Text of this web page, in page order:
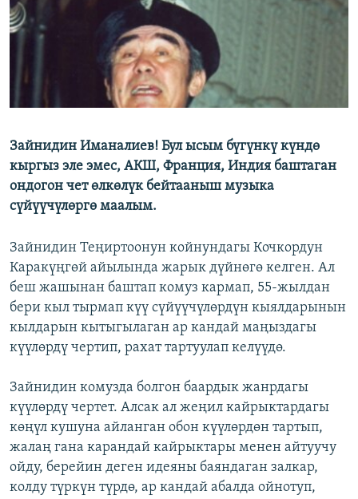
ЭЖЕ-СИҢДИЛЕР
ЫҢГАЙСЫЗ СУРООЛОР
ОНЛАЙН ШЕРИНЕ
Зайнидин Иманалиев! Бул ысым бүгүнкү күндө
кыргыз эле эмес, АКШ, Франция, Индия баштаган
ондогон чет өлкөлүк бейтааныш музыка
сүйүүчүлөргө маалым.
Зайнидин Теңиртоонун койнундагы Кочкордун
Каракүңгөй айылында жарык дүйнөгө келген. Ал
беш жашынан баштап комуз кармап, 55-жылдан
бери кыл тырмап күү сүйүүчүлөрдүн кыялдарынын
кылдарын кытыгылаган ар кандай маңыздагы
күүлөрдү чертип, рахат тартуулап келүүдө.
Зайнидин комузда болгон баардык жанрдагы
күүлөрдү чертет. Алсак ал жеңил кайрыктардагы
көңүл кушуна айланган обон күүлөрдөн тартып,
жалаң гана карандай кайрыктары менен айтуучу
ойду, берейин деген идеяны баяндаган залкар,
колду түркүн түрдө, ар кандай абалда ойнотуп,